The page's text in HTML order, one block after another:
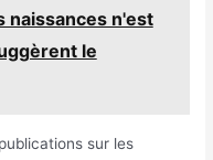
naissances n'est
le
sur les